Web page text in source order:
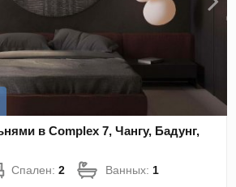
в Complex 7, Чангу, Бадунг,
Спален:2 Ванных: 1